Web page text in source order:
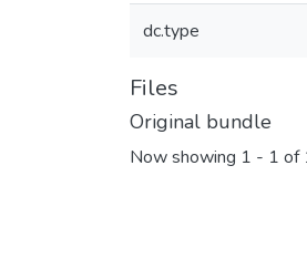
dc.type
Files
Original bundle
Now showing 1 - 1 of